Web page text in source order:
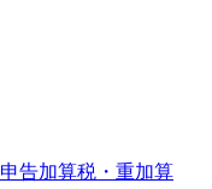
告加算税・重加算